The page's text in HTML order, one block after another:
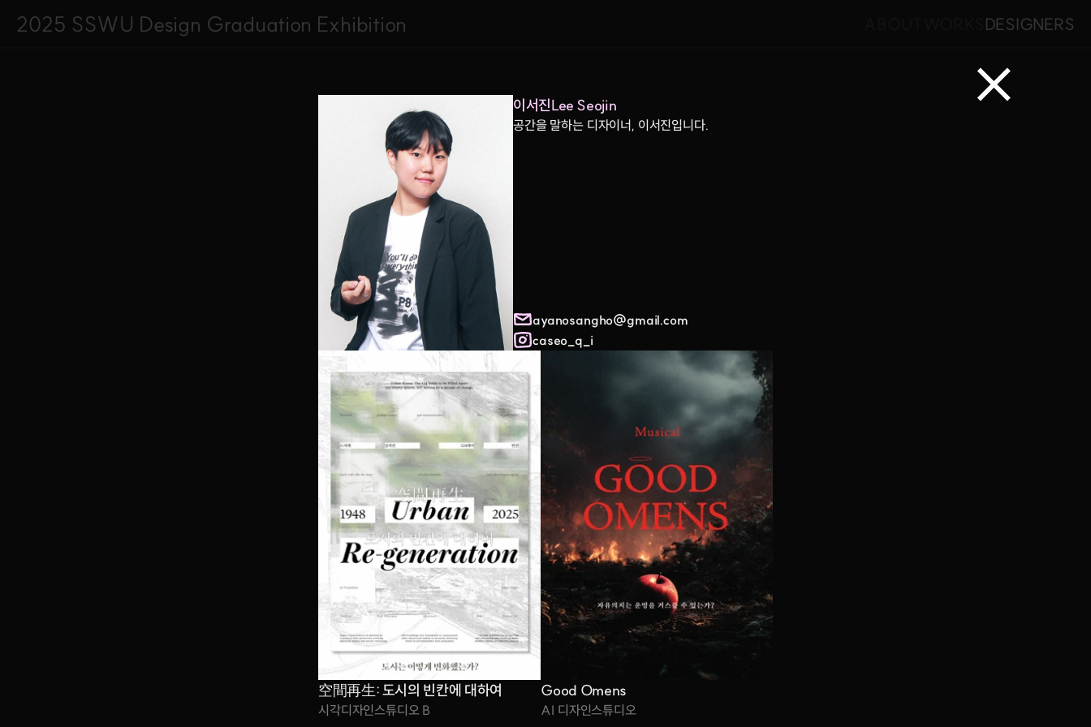
이서진Lee Seojin
공간을 말하는 디자이너, 이서진입니다.
ayanosangho@gmail.com
caseo_q_i
空間再生: 도시의 빈칸에 대하여
시각디자인스튜디오 B
Good Omens
AI 디자인스튜디오
2025 SSWU Design Graduation Exhibition DESIGNERS